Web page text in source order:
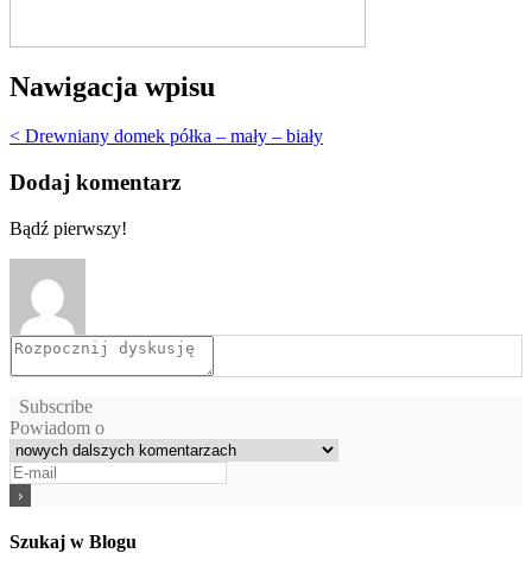
Nawigacja wpisu
< Drewniany domek półka – mały – biały
Dodaj komentarz
Bądź pierwszy!
Subscribe
Powiadom o
Szukaj w Blogu